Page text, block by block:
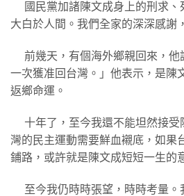
國民黨加諸陳文成身上的刑求、
大白於人間。我們全家的深深感謝
前幾天，有個海外鄉親回來，他
一次獲准回台灣。」他表示，是陳
返鄉命運。
十年了，至今我還不能坦然接受
灣的民主運動需要鮮血襯底，如果
鋪路，或許就是陳文成短短一生的
至今我仍時時張望，時時考量。